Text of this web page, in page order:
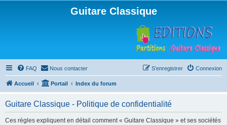
Guitare Classique
FAQ Nous contacter Connexion
S’enregistrer
Accueil Portail Index du forum
Guitare Classique - Politique de confidentialité
Ces règles expliquent en détail comment « Guitare Classique » et ses sociétés